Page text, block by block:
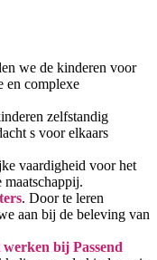
we de kinderen voor
en complexe
zelfstandig
s voor elkaars
vaardigheid voor het
. Door te leren
aan bij de beleving van
bij Passend